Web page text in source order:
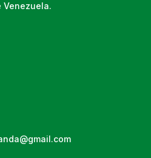
Venezuela.